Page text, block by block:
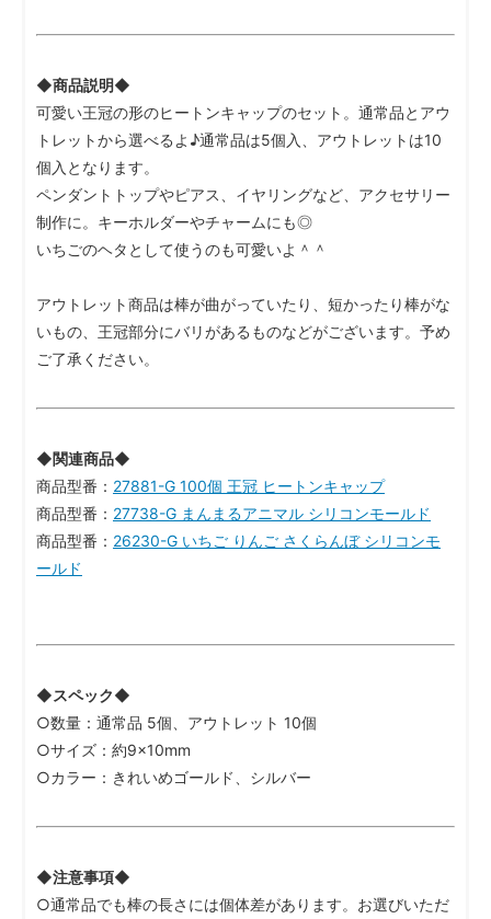
◆商品説明◆
可愛い王冠の形のヒートンキャップのセット。通常品とアウ
トレットから選べるよ♪通常品は5個入、アウトレットは10
個入となります。
ペンダントトップやピアス、イヤリングなど、アクセサリー
制作に。キーホルダーやチャームにも◎
いちごのヘタとして使うのも可愛いよ＾＾
アウトレット商品は棒が曲がっていたり、短かったり棒がな
いもの、王冠部分にバリがあるものなどがございます。予め
ご了承ください。
◆関連商品◆
商品型番： 27881-G 100個 王冠 ヒートンキャップ
商品型番： 27738-G まんまるアニマル シリコンモールド
商品型番： 26230-G いちご りんご さくらんぼ シリコンモ
ールド
◆スペック◆
○数量：通常品 5個、アウトレット 10個
○サイズ：約9×10mm
○カラー：きれいめゴールド、シルバー
◆注意事項◆
○通常品でも棒の長さには個体差があります。お選びいただ